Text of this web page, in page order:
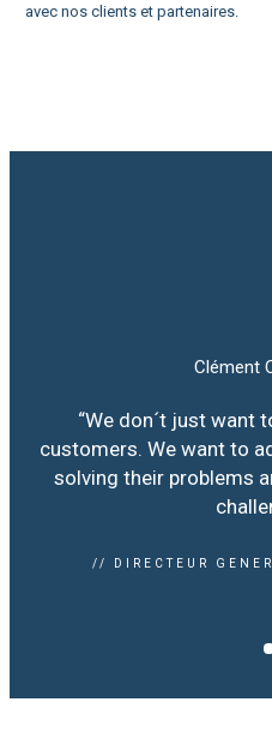
avec nos clients et partenaires.
Clément
“We don´t just want
customers. We want to
solving their problems
// DIRECTEUR